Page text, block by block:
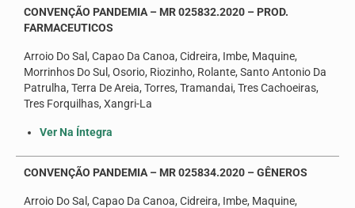
CONVENÇÃO PANDEMIA – MR 025832.2020 – PROD.
FARMACEUTICOS
Arroio Do Sal, Capao Da Canoa, Cidreira, Imbe, Maquine,
Morrinhos Do Sul, Osorio, Riozinho, Rolante, Santo Antonio Da
Patrulha, Terra De Areia, Torres, Tramandai, Tres Cachoeiras,
Tres Forquilhas, Xangri-La
Ver Na Íntegra
CONVENÇÃO PANDEMIA – MR 025834.2020 – GÊNEROS
Arroio Do Sal, Capao Da Canoa, Cidreira, Imbe, Maquine,